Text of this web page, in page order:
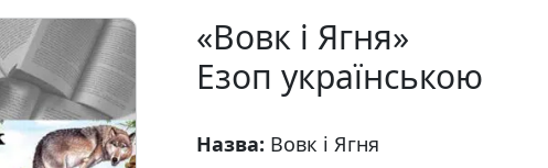
«Вовк і Ягня»
Езоп українською
Назва: Вовк і Ягня